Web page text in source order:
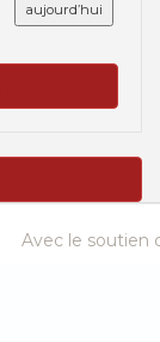
aujourd’hui
Avec le soutien